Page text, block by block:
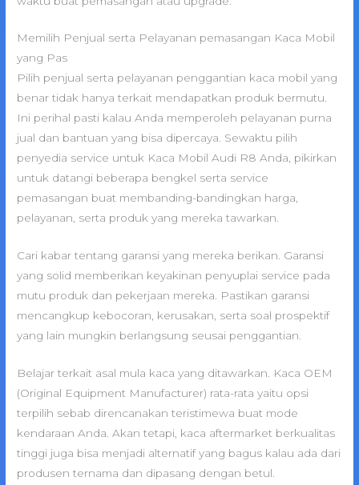
Memilih Penjual serta Pelayanan pemasangan Kaca Mobil
yang Pas
Pilih penjual serta pelayanan penggantian kaca mobil yang
benar tidak hanya terkait mendapatkan produk bermutu.
Ini perihal pasti kalau Anda memperoleh pelayanan purna
jual dan bantuan yang bisa dipercaya. Sewaktu pilih
penyedia service untuk Kaca Mobil Audi R8 Anda, pikirkan
untuk datangi beberapa bengkel serta service
pemasangan buat membanding-bandingkan harga,
pelayanan, serta produk yang mereka tawarkan.
Cari kabar tentang garansi yang mereka berikan. Garansi
yang solid memberikan keyakinan penyuplai service pada
mutu produk dan pekerjaan mereka. Pastikan garansi
mencangkup kebocoran, kerusakan, serta soal prospektif
yang lain mungkin berlangsung seusai penggantian.
Belajar terkait asal mula kaca yang ditawarkan. Kaca OEM
(Original Equipment Manufacturer) rata-rata yaitu opsi
terpilih sebab direncanakan teristimewa buat mode
kendaraan Anda. Akan tetapi, kaca aftermarket berkualitas
tinggi juga bisa menjadi alternatif yang bagus kalau ada dari
produsen ternama dan dipasang dengan betul.